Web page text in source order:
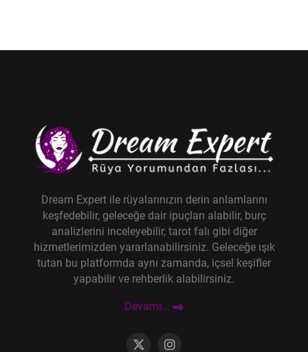
Dream Expert ile rüyalarınızın derin anlamlarını
keşfedebilir, geleceğe dair ipuçları alabilir, burç
analizlerini inceleyebilir, tarot falı gibi diğer
hizmetlerimizden yararlanabilirsiniz. Geleceğe ışık
tutan bu platformda aynı zamanda, içsel keşifler
yapabilir ve rehberlik alabilirsiniz.
Devamı...